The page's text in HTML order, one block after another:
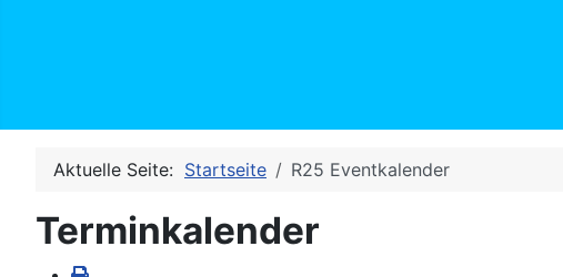
Aktuelle Seite: Startseite R25 Eventkalender
Terminkalender